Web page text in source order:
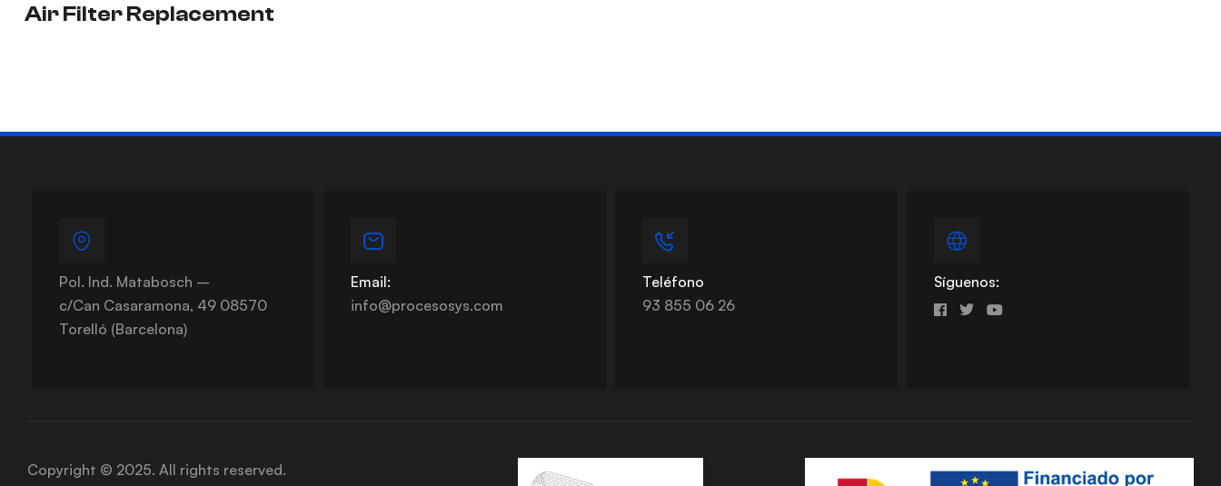
Air Filter Replacement
Pol. Ind. Matabosch –
c/Can Casaramona, 49 08570
Torelló (Barcelona)
Email:
info@procesosys.com
Teléfono
93 855 06 26
Síguenos:
Copyright © 2025. All rights reserved.